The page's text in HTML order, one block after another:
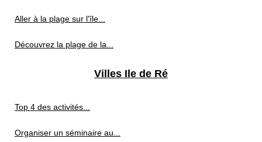
Aller à la plage sur l'île...
Découvrez la plage de la...
Villes Ile de Ré
Top 4 des activités...
Organiser un séminaire au...